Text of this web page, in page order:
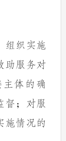
组织实施
助服务对
体的确
督；对服
施情况的